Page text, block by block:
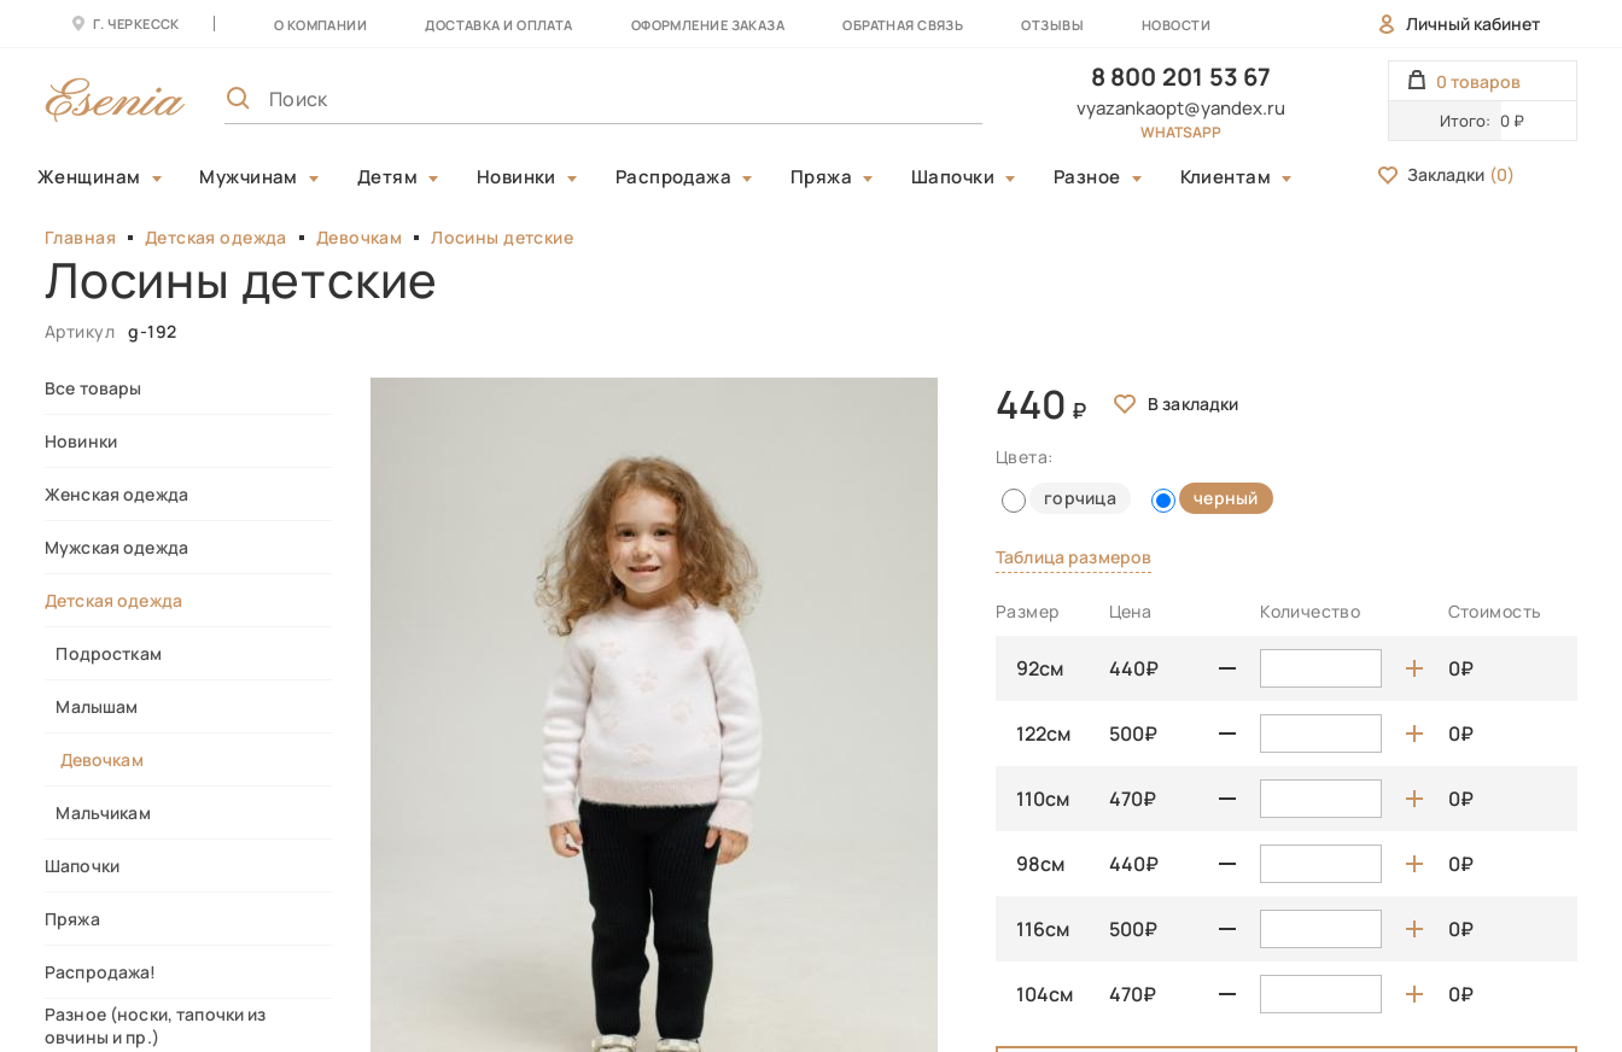
Г. ЧЕРКЕССК О КОМПАНИИ ДОСТАВКА И ОПЛАТА ОФОРМЛЕНИЕ ЗАКАЗА ОБРАТНАЯ СВЯЗЬ ОТЗЫВЫ НОВОСТИ Личный кабинет
8 800 201 53 67
vyazankaopt@yandex.ru
WHATSAPP
0 товаров
Итого: 0 ₽
Женщинам Мужчинам Детям Новинки Распродажа Пряжа Шапочки Разное Клиентам Закладки (0)
Главная Детская одежда Девочкам Лосины детские
Лосины детские
Артикул g-192
Все товары
Новинки
Женская одежда
Мужская одежда
Детская одежда
Подросткам
Малышам
Девочкам
Мальчикам
Шапочки
Пряжа
Распродажа!
Разное (носки, тапочки из
овчины и пр.)
440
Цвета:
горчица
черный
Таблица размеров
Размер Цена Количество Стоимость
92см 440 0
122см 500 0
110см 470 0
98см 440 0
116см 500 0
104см 470 0